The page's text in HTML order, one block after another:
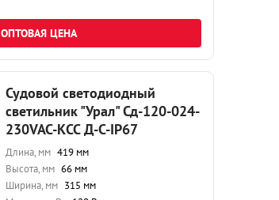
ОПТОВАЯ ЦЕНА
Судовой светодиодный
светильник "Урал" Сд-120-024-
230VAC-КСС Д-С-IP67
Длина, мм 419 мм
Высота, мм 66 мм
Ширина, мм 315 мм